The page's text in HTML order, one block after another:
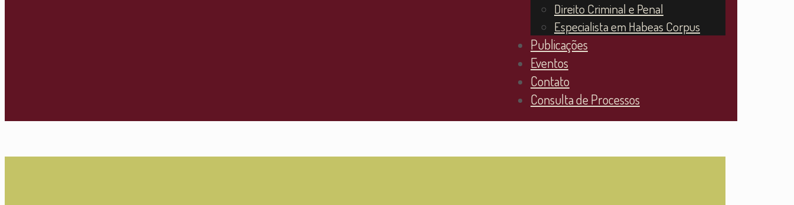
Direito Criminal e Penal
Especialista em Habeas Corpus
Publicações
Eventos
Contato
Consulta de Processos